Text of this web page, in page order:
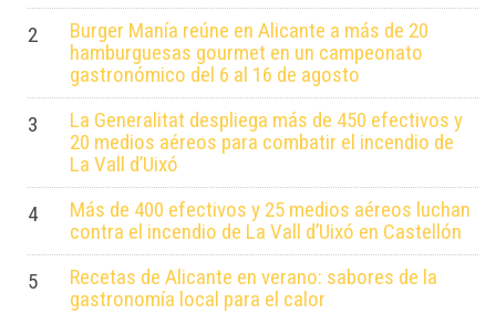
2
Burger Manía reúne en Alicante a más de 20
hamburguesas gourmet en un campeonato
gastronómico del 6 al 16 de agosto
3
La Generalitat despliega más de 450 efectivos y
20 medios aéreos para combatir el incendio de
La Vall d’Uixó
4
Más de 400 efectivos y 25 medios aéreos luchan
contra el incendio de La Vall d’Uixó en Castellón
5
Recetas de Alicante en verano: sabores de la
gastronomía local para el calor